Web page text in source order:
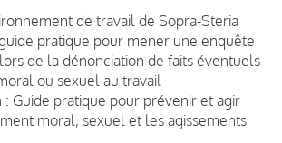
de travail de Sopra-Steria
pratique pour mener une enquête
de la dénonciation de faits éventuels
ou sexuel au travail
: Guide pratique pour prévenir et agir
moral, sexuel et les agissements